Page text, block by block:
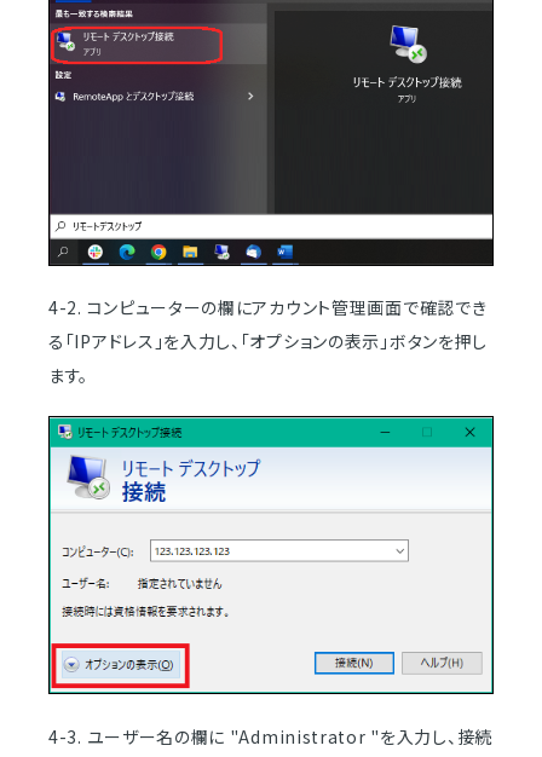
4-2. コンピューターの欄にアカウント管理画面で確認でき
る「IPアドレス」を入力し、「オプションの表示」ボタンを押し
ます。
4-3. ユーザー名の欄に "Administrator "を入力し、接続